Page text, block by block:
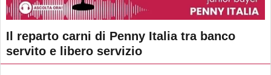
Il reparto carni di Penny Italia tra banco
servito e libero servizio